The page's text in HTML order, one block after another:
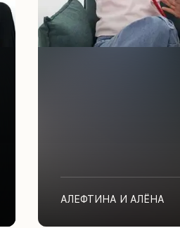
АЛЕФТИНА И АЛЁНА